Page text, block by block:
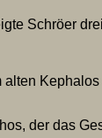
Schröer
alten
der das